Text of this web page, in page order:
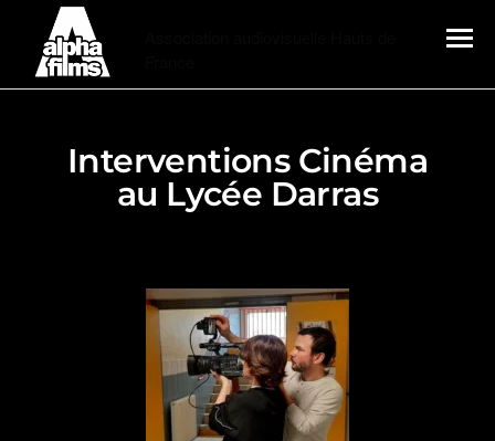
Interventions Cinéma
au Lycée Darras